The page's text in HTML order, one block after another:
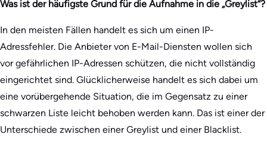
Was ist der häufigste Grund für die Aufnahme in die „Greylist“?
In den meisten Fällen handelt es sich um einen IP-
Adressfehler. Die Anbieter von E-Mail-Diensten wollen sich
vor gefährlichen IP-Adressen schützen, die nicht vollständig
eingerichtet sind. Glücklicherweise handelt es sich dabei um
eine vorübergehende Situation, die im Gegensatz zu einer
schwarzen Liste leicht behoben werden kann. Das ist einer der
Unterschiede zwischen einer Greylist und einer Blacklist.